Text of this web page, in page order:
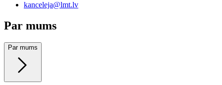
kanceleja@lmt.lv
Par mums
Par mums